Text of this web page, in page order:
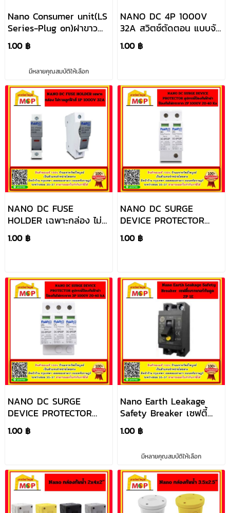
Nano Consumer unit(LS
Series-Plug on)ฝาขาว
เมน+ช่อง (ตู้เปล่า)
1.00 ฿
มีหลายคุณสมบัติให้เลือก
NANO DC 4P 1000V
32A สวิตซ์ตัดตอน แบบจับ
หมุน ISOLATING SWITCH
นาโน เปิด/ปิด/ล็อค
1.00 ฿
NANO DC FUSE
HOLDER เฉพาะกล่อง ไม่
รวมลูกฟิวส์ 1P 1000V
32A
1.00 ฿
NANO DC SURGE
DEVICE PROTECTOR
อุปกรณ์ป้องกันฟ้าผ่า
ป้องกันไฟกระชาก 2P
1.00 ฿
NANO DC SURGE
DEVICE PROTECTOR
อุปกรณ์ป้องกันฟ้าผ่า
ป้องกันไฟกระชาก 3P
1.00 ฿
Nano Earth Leakage
Safety Breaker เซฟตี้
1.00 ฿
มีหลายคุณสมบัติให้เลือก